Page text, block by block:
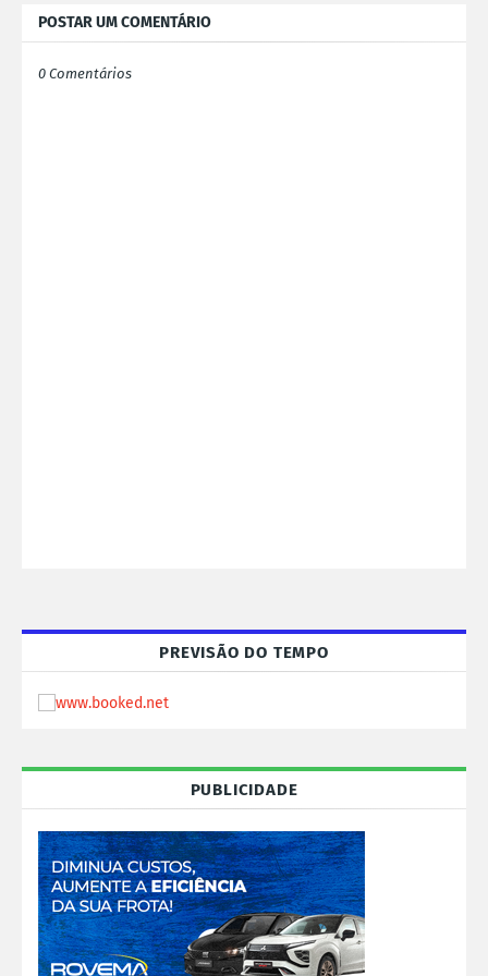
POSTAR UM COMENTÁRIO
0 Comentários
PREVISÃO DO TEMPO
PUBLICIDADE